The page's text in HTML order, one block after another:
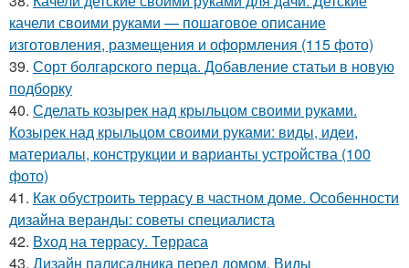
качели своими руками — пошаговое описание
изготовления, размещения и оформления (115 фото)
39. Сорт болгарского перца. Добавление статьи в новую
подборку
40. Сделать козырек над крыльцом своими руками.
Козырек над крыльцом своими руками: виды, идеи,
материалы, конструкции и варианты устройства (100
фото)
41. Как обустроить террасу в частном доме. Особенности
дизайна веранды: советы специалиста
42. Вход на террасу. Терраса
43. Дизайн палисадника перед домом. Виды